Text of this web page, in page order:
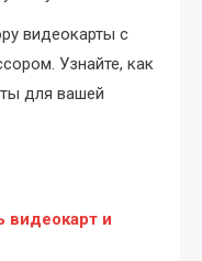
видеокарты с
Узнайте, как
для вашей
видеокарт и